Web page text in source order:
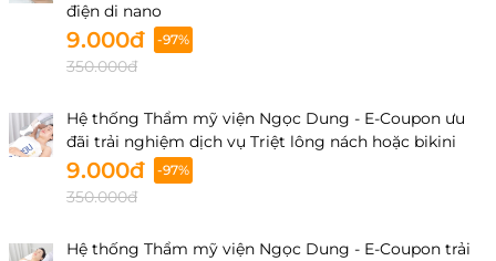
234B Trần Hưng Đạo, P. An Nghiệp, Q. Ninh Kiều, Tp.
Cần Thơ "
234B-234C, Trần Hưng Đạo, Phường Ninh Kiều,
Quảng Ninh
Nhà số A1-15, A1-16 Khu Đô Thị Mon Bay, Phường Hạ
Long, Tỉnh Quảng Ninh, Việt Nam
P. Hồng Hải, Tp. Hạ Long, Quảng Ninh
điện di nano
9.000đ -97%
350.000đ
Hệ thống Thẩm mỹ viện Ngọc Dung - E-Coupon ưu
đãi trải nghiệm dịch vụ Triệt lông nách hoặc bikini
9.000đ -97%
350.000đ
Hệ thống Thẩm mỹ viện Ngọc Dung - E-Coupon trải